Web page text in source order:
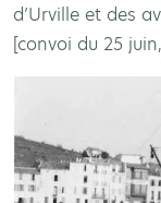
d’Urville et des
[convoi du 25